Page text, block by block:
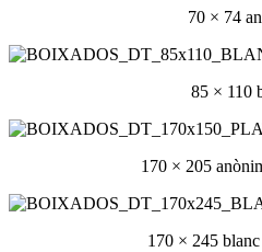
70 × 74
85 × 110
170 × 205
170 × 245 blanc